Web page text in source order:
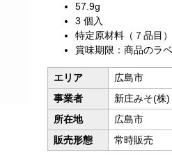
57.9g
3 個入
特定原材料（７品目
賞味期限：商品のラ
エリア
広島市
事業者
新庄みそ(株)
所在地
広島市
販売形態
常時販売